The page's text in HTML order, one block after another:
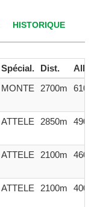
HISTORIQUE
Spécial. Dist.
MONTE 2700m
ATTELE 2850m
ATTELE 2100m
ATTELE 2100m